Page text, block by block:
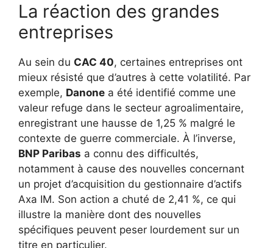
La réaction des grandes
entreprises
Au sein du CAC 40, certaines entreprises ont
mieux résisté que d’autres à cette volatilité. Par
exemple, Danone a été identifié comme une
valeur refuge dans le secteur agroalimentaire,
enregistrant une hausse de 1,25 % malgré le
contexte de guerre commerciale. À l’inverse,
BNP Paribas a connu des difficultés,
notamment à cause des nouvelles concernant
un projet d’acquisition du gestionnaire d’actifs
Axa IM. Son action a chuté de 2,41 %, ce qui
illustre la manière dont des nouvelles
spécifiques peuvent peser lourdement sur un
titre en particulier.